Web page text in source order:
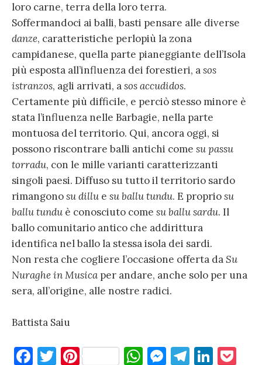
loro carne, terra della loro terra.
Soffermandoci ai balli, basti pensare alle diverse
danze, caratteristiche perlopiù la zona
campidanese, quella parte pianeggiante dell’Isola
più esposta all’influenza dei forestieri, asos
istranzos, agli arrivati, asos accudidos.
Certamente più difficile, e perciò stesso minore è
stata l’influenza nelle Barbagie, nella parte
montuosa del territorio. Qui, ancora oggi, si
possono riscontrare balli antichi come su passu
torradu, con le mille varianti caratterizzanti
singoli paesi. Diffuso su tutto il territorio sardo
rimangonosu dillu e su ballu tundu. E propriosu
ballu tundu è conosciuto come su ballu sardu. Il
ballo comunitario antico che addirittura
identifica nel ballo la stessa isola dei sardi.
Non resta che cogliere l’occasione offerta daSu
Nuraghe in Musica per andare, anche solo per una
sera, all’origine, alle nostre radici.
Battista Saiu
F T Pi W M T Li